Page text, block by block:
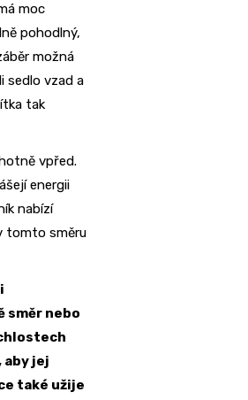
moc
pohodlný,
možná
sedlo vzad a
tak
vpřed.
energii
nabízí
tomto směru
směr nebo
aby jej
také užije